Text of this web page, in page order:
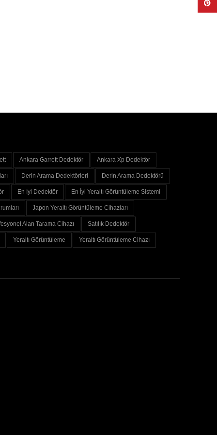
Ankara Garrett Dedektör Ankara Xp Dedektör
Derin Arama Dedektörleri Derin Arama Dedektörü
En Iyi Dedektör En İyi Yeraltı Görüntüleme Sistemi
Japon Yeraltı Görüntüleme Cihazları
Alan Tarama Cihazı Satılık Dedektör
Yeraltı Görüntüleme Yeraltı Görüntüleme Cihazı